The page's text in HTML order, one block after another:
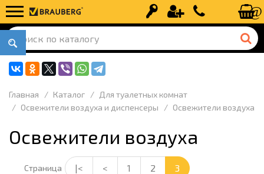
Вход Регистрация+7 (499) 110-
Главная Каталог
Для туалетных комнат
Освежители воздуха и диспенсеры
Освежители воздуха
Освежители воздуха
Страница |< < 1 2 3